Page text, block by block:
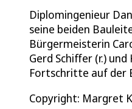
Diplomingenieur
seine beiden
Bürgermeisterin
Gerd Schiffer (r.)
Fortschritte auf der
Copyright: Margret